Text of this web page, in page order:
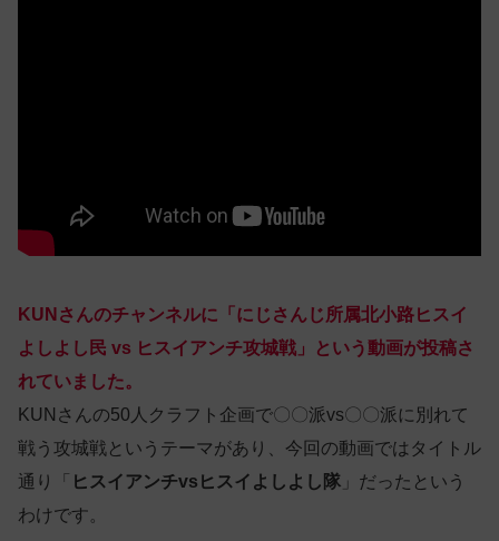
KUNさんのチャンネルに「にじさんじ所属北小路ヒスイ
よしよし民 vs ヒスイアンチ攻城戦」という動画が投稿さ
れていました。
KUNさんの50人クラフト企画で〇〇派vs〇〇派に別れて
戦う攻城戦というテーマがあり、今回の動画ではタイトル
通り「
ヒスイアンチvsヒスイよしよし隊 」だったという
わけです。